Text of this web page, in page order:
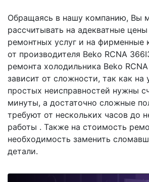
Обращаясь в нашу компанию, Вы
рассчитывать на адекватные
ремонтных услуг и на
от производителя Beko RCNA
ремонта холодильника Beko
зависит от сложности, так как на
простых неисправностей нужны
минуты, а достаточно сложные
требуют от нескольких часов до
работы . Также на стоимость
необходимость заменить
детали.